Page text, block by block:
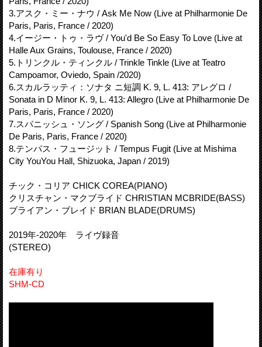
3.アスク・ミー・ナウ / Ask Me Now (Live at Philharmonie De
Paris, Paris, France / 2020)
4.イージー・トゥ・ラヴ / You'd Be So Easy To Love (Live at
Halle Aux Grains, Toulouse, France / 2020)
5.トリンクル・ティンクル / Trinkle Tinkle (Live at Teatro
Campoamor, Oviedo, Spain /2020)
6.スカルラッティ：ソナタ ニ短調 K. 9, L. 413: アレグロ /
Sonata in D Minor K. 9, L. 413: Allegro (Live at Philharmonie De
Paris, Paris, France / 2020)
7.スパニッシュ・ソング / Spanish Song (Live at Philharmonie
De Paris, Paris, France / 2020)
8.テンパス・フュージット / Tempus Fugit (Live at Mishima
City YouYou Hall, Shizuoka, Japan / 2019)
チック・コリア CHICK COREA(PIANO)
クリスチャン・マクブライド CHRISTIAN MCBRIDE(BASS)
ブライアン・ブレイド BRIAN BLADE(DRUMS)
2019年-2020年 ライヴ録音
(STEREO)
在庫有り
SHM-CD